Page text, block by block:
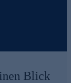
Blick